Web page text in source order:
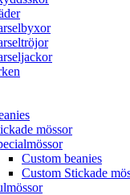
mössor
Custom beanies
Custom Stickade